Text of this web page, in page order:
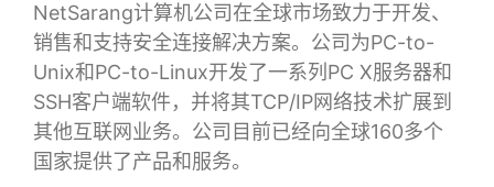
NetSarang计算机公司在全球市场致力于开发、
销售和支持安全连接解决方案。公司为PC-to-
Unix和PC-to-Linux开发了一系列PC X服务器和
SSH客户端软件，并将其TCP/IP网络技术扩展到
其他互联网业务。公司目前已经向全球160多个
国家提供了产品和服务。